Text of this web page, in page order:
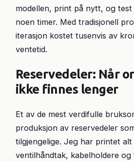
modellen, print på nytt, og test
noen timer. Med tradisjonell
iterasjon kostet tusenvis av
ventetid.
Reservedeler: Når
ikke finnes lenger
Et av de mest verdifulle
produksjon av reservedeler
tilgjengelige. Jeg har printet
ventilhåndtak, kabelholdere